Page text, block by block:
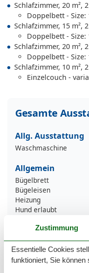
Schlafzimmer, 20 m²,
Doppelbett - Size:
Schlafzimmer, 15 m²,
Doppelbett - Size:
Schlafzimmer, 20 m²,
Doppelbett - Size:
Schlafzimmer, 10 m²,
Einzelcouch -
Gesamte
Allg. Ausstattung
Waschmaschine
Allgemein
Bügelbrett
Bügeleisen
Heizung
Hund erlaubt
Kinderfreundlich
Nichtraucher
Plissee
Privater Eingang
Zustimmung
Essentielle Cookies
funktioniert, Sie können